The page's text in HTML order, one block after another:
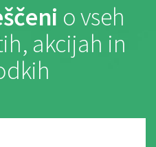
o vseh
akcijah in